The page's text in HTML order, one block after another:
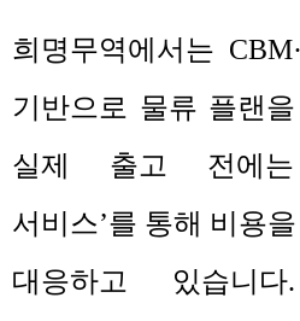
희명무역에서는 CBM·
기반으로 물류 플랜
실제 출고 전에는
서비스’를 통해 비용
대응하고 있습니다